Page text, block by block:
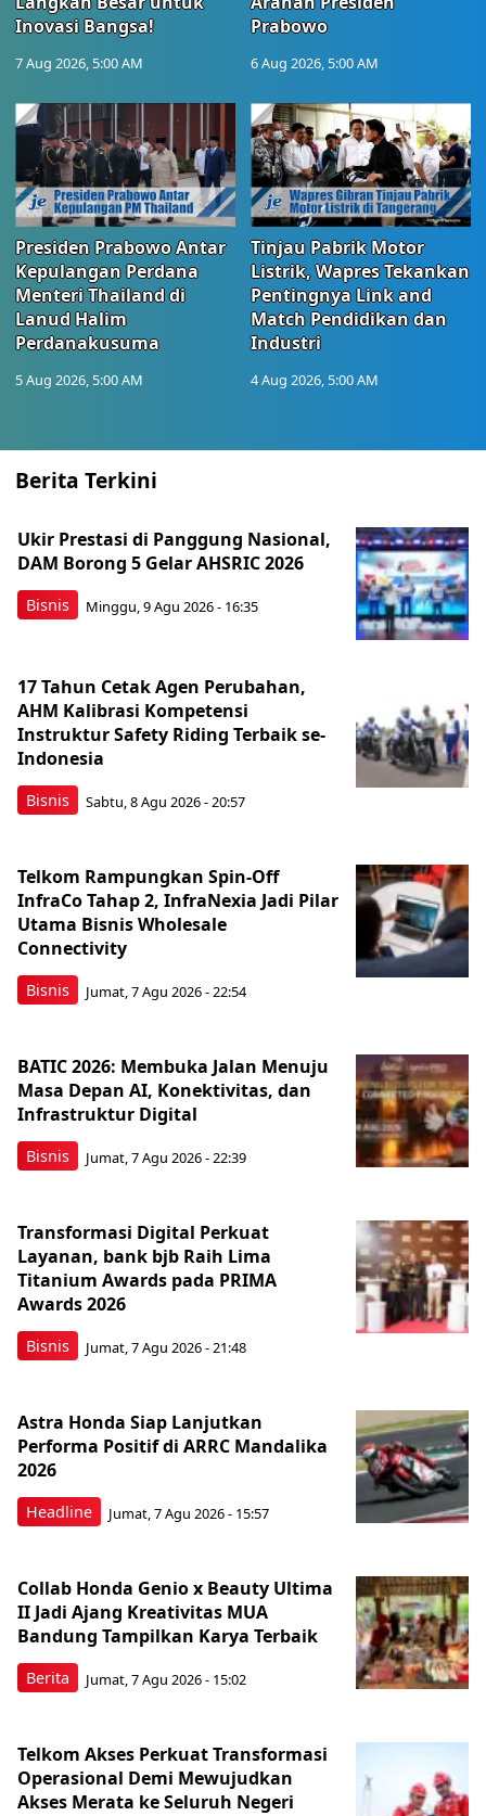
Inovasi Bangsa!
7 Aug 2026, 5:00 AM
Prabowo
6 Aug 2026, 5:00 AM
Presiden Prabowo Antar
Kepulangan Perdana
Menteri Thailand di
Lanud Halim
Perdanakusuma
5 Aug 2026, 5:00 AM
Tinjau Pabrik Motor
Listrik, Wapres Tekankan
Pentingnya Link and
Match Pendidikan dan
Industri
4 Aug 2026, 5:00 AM
Berita Terkini
Bisnis
Ukir Prestasi di Panggung Nasional,
DAM Borong 5 Gelar AHSRIC 2026
Minggu, 9 Agu 2026 - 16:35
Bisnis
17 Tahun Cetak Agen Perubahan,
AHM Kalibrasi Kompetensi
Instruktur Safety Riding Terbaik se-
Indonesia
Sabtu, 8 Agu 2026 - 20:57
Bisnis
Telkom Rampungkan Spin-Off
InfraCo Tahap 2, InfraNexia Jadi Pilar
Utama Bisnis Wholesale
Connectivity
Jumat, 7 Agu 2026 - 22:54
Bisnis
BATIC 2026: Membuka Jalan Menuju
Masa Depan AI, Konektivitas, dan
Infrastruktur Digital
Jumat, 7 Agu 2026 - 22:39
Bisnis
Transformasi Digital Perkuat
Layanan, bank bjb Raih Lima
Titanium Awards pada PRIMA
Awards 2026
Jumat, 7 Agu 2026 - 21:48
Headline
Astra Honda Siap Lanjutkan
Performa Positif di ARRC Mandalika
2026
Jumat, 7 Agu 2026 - 15:57
Berita
Collab Honda Genio x Beauty Ultima
II Jadi Ajang Kreativitas MUA
Bandung Tampilkan Karya Terbaik
Jumat, 7 Agu 2026 - 15:02
Telkom Akses Perkuat Transformasi
Operasional Demi Mewujudkan
Akses Merata ke Seluruh Negeri